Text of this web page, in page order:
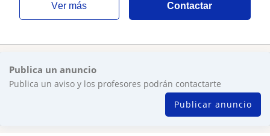
ver más Contactar
Publica un anuncio
Publica un aviso y los profesores podrán contactarte
Publicar anuncio